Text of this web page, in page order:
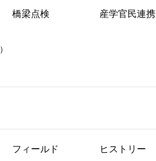
橋梁点検 産学官民連携
フィールド ヒストリー